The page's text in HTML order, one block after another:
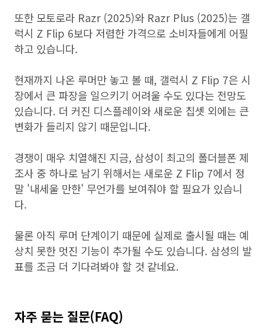
또한 모토로라 Razr (2025)와 Razr Plus (2025)는 갤
럭시 Z Flip 6보다 저렴한 가격으로 소비자들에게 어필
하고 있습니다.
현재까지 나온 루머만 놓고 볼 때, 갤럭시 Z Flip 7은 시
장에서 큰 파장을 일으키기 어려울 수도 있다는 전망도
있습니다. 더 커진 디스플레이와 새로운 칩셋 외에는 큰
변화가 들리지 않기 때문입니다.
경쟁이 매우 치열해진 지금, 삼성이 최고의 폴더블폰 제
조사 중 하나로 남기 위해서는 새로운 Z Flip 7에서 정
말 '내세울 만한' 무언가를 보여줘야 할 필요가 있습니
다.
물론 아직 루머 단계이기 때문에 실제로 출시될 때는 예
상치 못한 멋진 기능이 추가될 수도 있습니다. 삼성의 발
표를 조금 더 기다려봐야 할 것 같네요.
자주 묻는 질문(FAQ)